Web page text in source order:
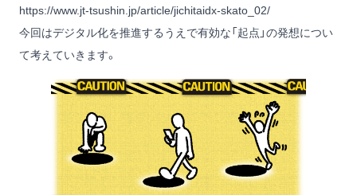
https://www.jt-tsushin.jp/article/jichitaidx-skato_02/
今回はデジタル化を推進するうえで有効な「起点」の発想につい
て考えていきます。